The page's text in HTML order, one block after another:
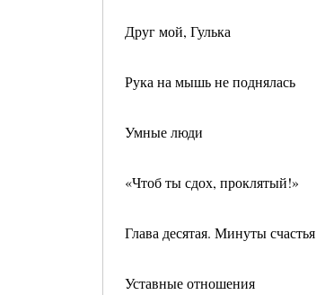
Друг мой, Гулька
Рука на мышь не поднялась
Умные люди
«Чтоб ты сдох, проклятый!»
Глава десятая. Минуты счастья
Уставные отношения